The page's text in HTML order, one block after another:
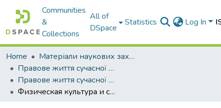
Communities
&
Collections
All of
DSpace
Statistics Log In
Home
Матеріали наукових заходів
Правове життя сучасної України
Правове життя сучасної України : матер. Міжнар. наук. конф. проф.-викл. складу (Одеса, 20–21 квітня 2012 р.). У 2-х т. Т. 2
Физическая культура и спорт в потребностях студенческой молодежи